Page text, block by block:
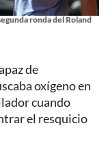
ronda del Roland
de
oxígeno en
cuando
el resquicio